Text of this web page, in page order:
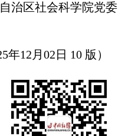
区社会科学院党委
12月02日 10 版）